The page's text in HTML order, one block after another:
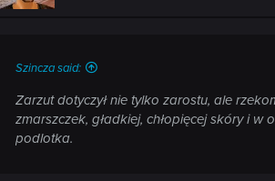
Szincza said:
Zarzut dotyczył nie tylko zarostu, ale
zmarszczek, gładkiej, chłopięcej skóry i w
podlotka.